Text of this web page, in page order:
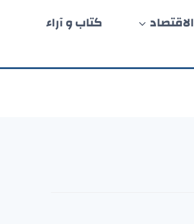
الاقتصاد
كتاب و آراء